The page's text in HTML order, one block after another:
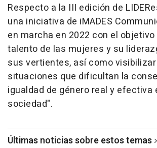
Respecto a la III edición de
una iniciativa de iMADES
en marcha en 2022 con el
talento de las mujeres y su
sus vertientes, así como
situaciones que dificultan la
igualdad de género real y efectiva
sociedad".
Últimas noticias sobre estos temas